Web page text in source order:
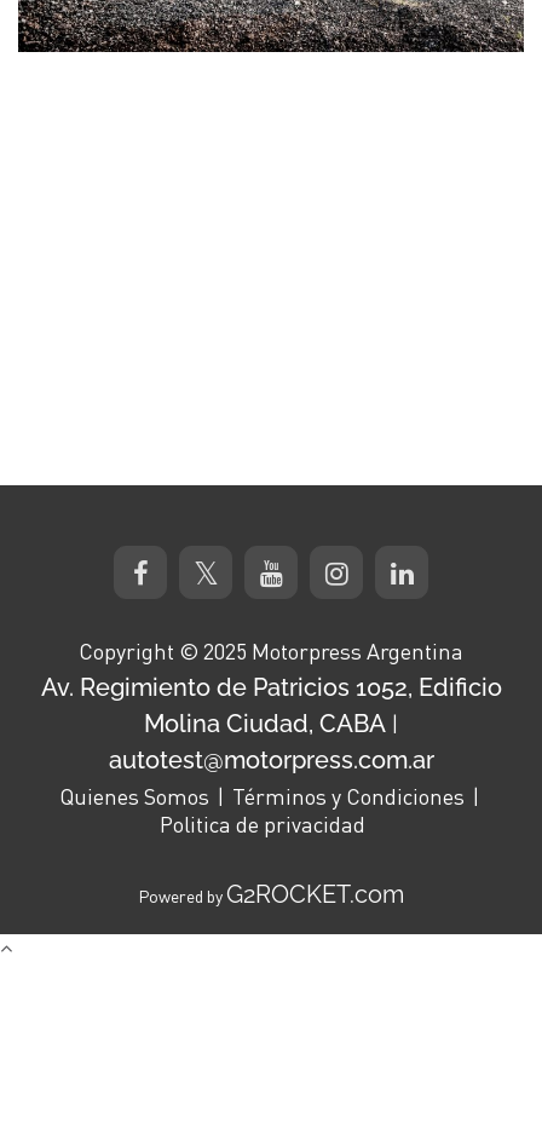
Copyright © 2025 Motorpress Argentina
Av. Regimiento de Patricios 1052, Edificio
Molina Ciudad, CABA |
autotest@motorpress.com.ar
Quienes Somos
Términos y Condiciones
Politica de privacidad
Powered byG2ROCKET.com